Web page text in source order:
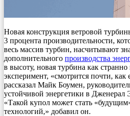
Новая конструкция ветровой
3 процента производительности,
весь массив турбин, насчитывают
дополнительного производства
в высоту, новая турбина как
эксперимент, «смотрится почти,
рассказал Майк Боумен,
устойчивой энергетики в Дженерал
«Такой купол может стать
технологий,» добавил он.